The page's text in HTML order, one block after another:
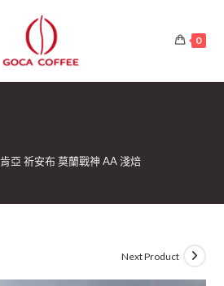
0
肯亞 祈安布 莫蘭戰神 AA 淺焙
Next Product